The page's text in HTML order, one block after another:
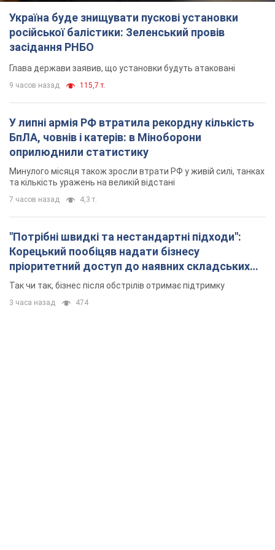
Україна буде знищувати пускові установки
російської балістики: Зеленський провів
засідання РНБО
Глава держави заявив, що установки будуть атаковані
9 часов назад 115,7 т.
У липні армія РФ втратила рекордну кількість
БпЛА, човнів і катерів: в Міноборони
оприлюднили статистику
Минулого місяця також зросли втрати РФ у живій силі, танках
та кількість уражень на великій відстані
7 часов назад 4,3 т.
"Потрібні швидкі та нестандартні підходи":
Корецький пообіцяв надати бізнесу
пріоритетний доступ до наявних складських
приміщень
Так чи так, бізнес після обстрілів отримає підтримку
3 часа назад 474